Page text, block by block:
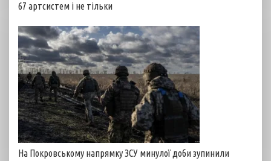
67 артсистем і не тільки
На Покровському напрямку ЗСУ минулої доби зупинили